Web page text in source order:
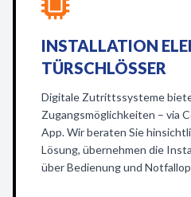
INSTALLATION
TÜRSCHLÖSSER
Digitale Zutrittssysteme
Zugangsmöglichkeiten – via
App. Wir beraten Sie
Lösung, übernehmen die
über Bedienung und